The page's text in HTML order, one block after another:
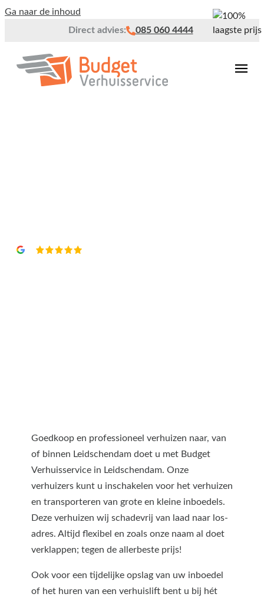
Ga naar de inhoud
Direct advies:
085 060 4444
Goedkoop en professioneel verhuizen naar, van
of binnen Leidschendam doet u met Budget
Verhuisservice in Leidschendam. Onze
verhuizers kunt u inschakelen voor het verhuizen
en transporteren van grote en kleine inboedels.
Deze verhuizen wij schadevrij van laad naar los-
adres. Altijd flexibel en zoals onze naam al doet
verklappen; tegen de allerbeste prijs!
Ook voor een tijdelijke opslag van uw inboedel
of het huren van een verhuislift bent u bij hét